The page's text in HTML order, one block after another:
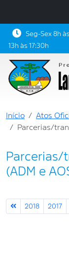
Seg-Sex 8h
13h às 17:30h
Início
Atos
Parcerias/
Parcerias/
(ADM e
2018 2017